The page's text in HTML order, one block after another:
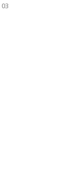
03